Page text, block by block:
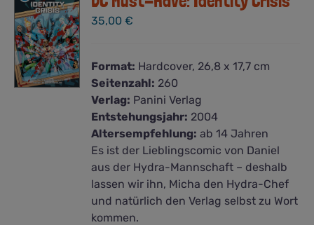
35,00€
Format: Hardcover, 26,8 x 17,7 cm
Seitenzahl: 260
Verlag: Panini Verlag
Entstehungsjahr: 2004
Altersempfehlung: ab 14 Jahren
Es ist der Lieblingscomic von Daniel
aus der Hydra-Mannschaft – deshalb
lassen wir ihn, Micha den Hydra-Chef
und natürlich den Verlag selbst zu Wort
kommen.